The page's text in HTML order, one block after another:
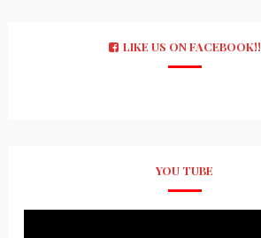
LIKE US ON FACEBOOK!!
YOU TUBE